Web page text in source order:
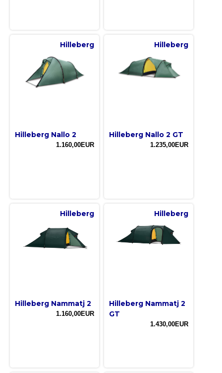
Hilleberg
Hilleberg Nallo 2
1.160,00EUR
Hilleberg
Hilleberg Nallo 2 GT
1.235,00EUR
Hilleberg
Hilleberg Nammatj 2
1.160,00EUR
Hilleberg
Hilleberg Nammatj 2
GT
1.430,00EUR